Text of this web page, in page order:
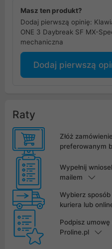
Masz ten produkt?
Dodaj pierwszą opinię:
ONE 3 Daybreak SF MX-
mechaniczna
Dodaj pierwszą
Raty
Złóż
preferowanym
Wypełnij
mailem
Wybierz
kuriera lub
Podpisz
Proline.pl